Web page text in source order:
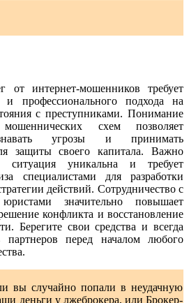
от интернет-мошенников требует
профессионального подхода на
с преступниками. Понимание
схем позволяет
угрозы и принимать
защиты своего капитала. Важно
уникальна и требует
специалистами для разработки
действий. Сотрудничество с
значительно повышает
конфликта и восстановление
Берегите свои средства и всегда
партнеров перед началом любого
вы случайно попали в неудачную
деньги у лжеброкера, или Брокер-